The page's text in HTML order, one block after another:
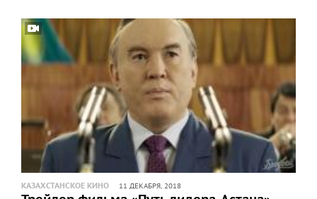
КАЗАХСТАНСКОЕ КИНО 11 ДЕКАБРЯ, 2018